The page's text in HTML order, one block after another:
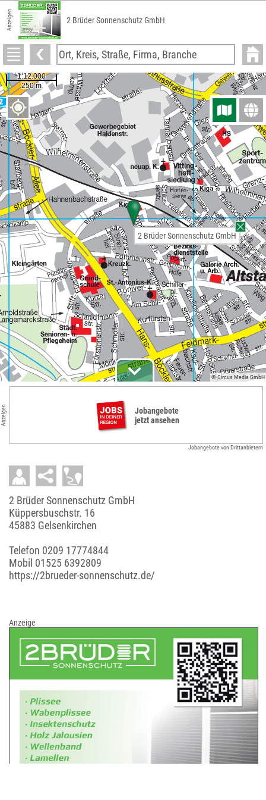
Anzeigen 2 Brüder Sonnenschutz GmbH
© Circus Media GmbH
2 Brüder Sonnenschutz GmbH
Anzeigen
Jobangebote
jetzt ansehen
Jobangebote von Drittanbietern
2 Brüder Sonnenschutz GmbH
Küppersbuschstr. 16
45883 Gelsenkirchen
Telefon 0209 17774844
Mobil 01525 6392809
https://2brueder-sonnenschutz.de/
Anzeige